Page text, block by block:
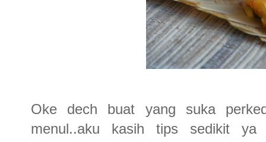
Oke dech buat yang suka
menul..aku kasih tips sedikit ya